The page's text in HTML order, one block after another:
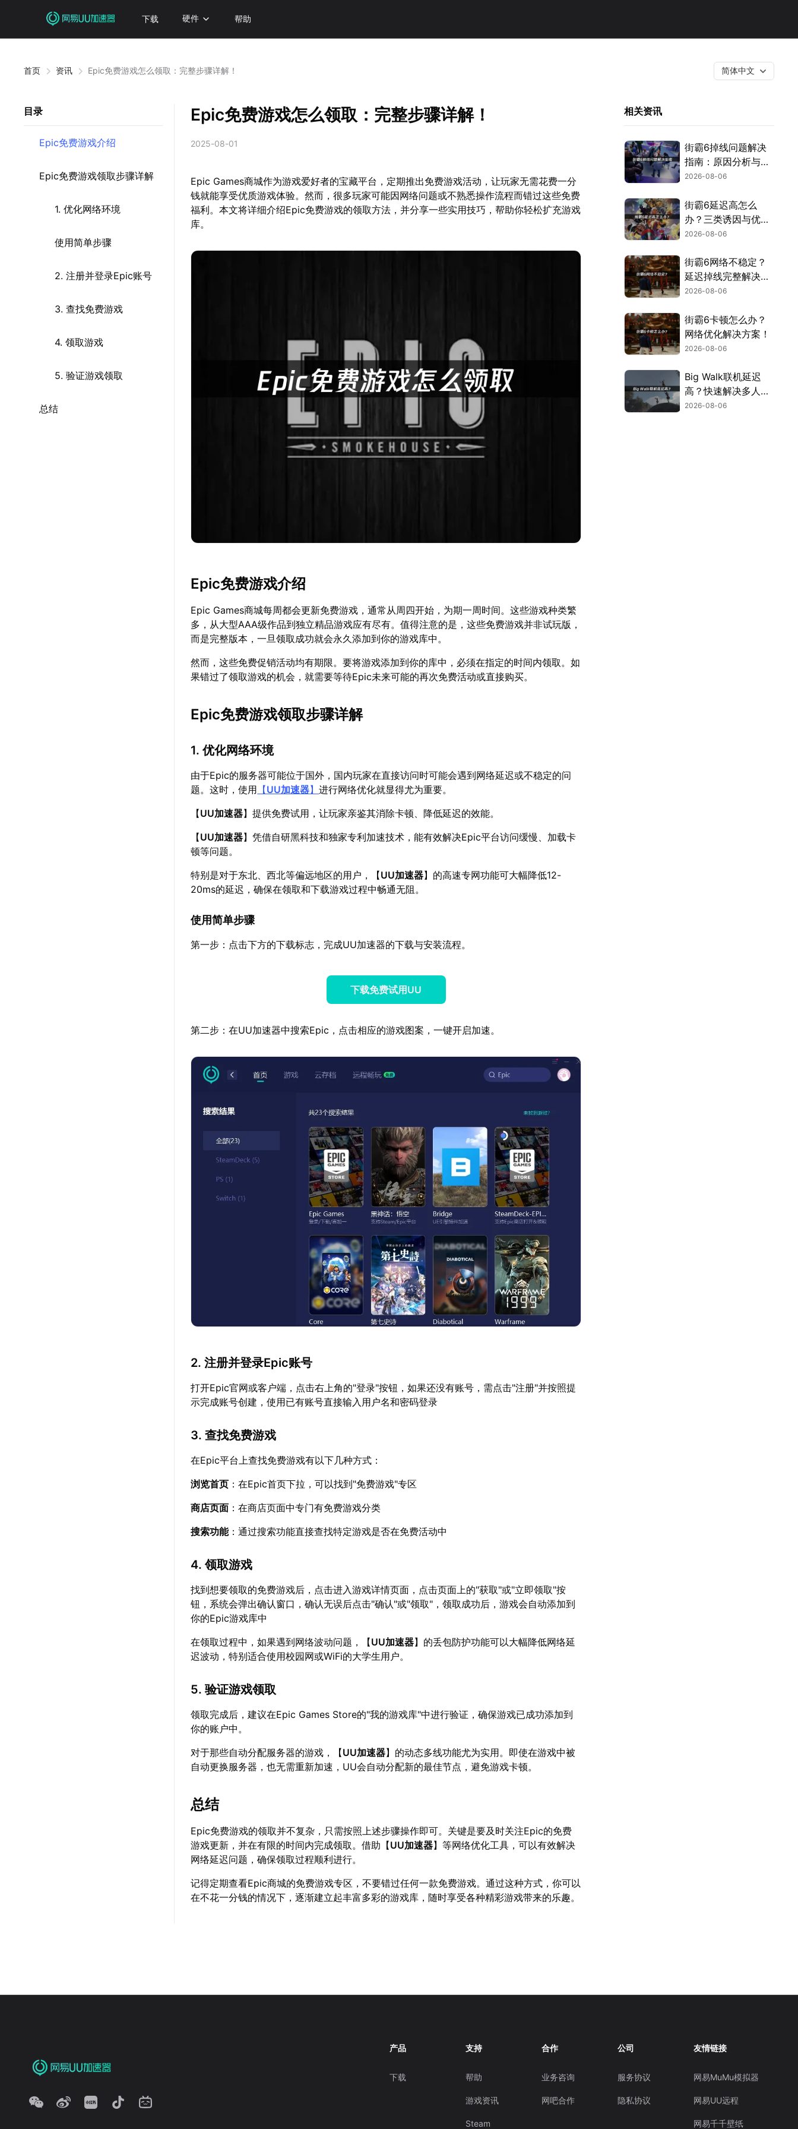
下载 硬件 帮助
首页 资讯 Epic免费游戏怎么领取：完整步骤详解！ 简体中文
目录
Epic免费游戏介绍
Epic免费游戏领取步骤详解
1. 优化网络环境
使用简单步骤
2. 注册并登录Epic账号
3. 查找免费游戏
4. 领取游戏
5. 验证游戏领取
总结
Epic免费游戏怎么领取：完整步骤详解！
2025-08-01
Epic Games商城作为游戏爱好者的宝藏平台，定期推出免费游戏活动，让玩家无需花费一分
钱就能享受优质游戏体验。然而，很多玩家可能因网络问题或不熟悉操作流程而错过这些免费
福利。本文将详细介绍Epic免费游戏的领取方法，并分享一些实用技巧，帮助你轻松扩充游戏
库。
Epic免费游戏介绍
Epic Games商城每周都会更新免费游戏，通常从周四开始，为期一周时间。这些游戏种类繁
多，从大型AAA级作品到独立精品游戏应有尽有。值得注意的是，这些免费游戏并非试玩版，
而是完整版本，一旦领取成功就会永久添加到你的游戏库中。
然而，这些免费促销活动均有期限。要将游戏添加到你的库中，必须在指定的时间内领取。如
果错过了领取游戏的机会，就需要等待Epic未来可能的再次免费活动或直接购买。
Epic免费游戏领取步骤详解
1. 优化网络环境
由于Epic的服务器可能位于国外，国内玩家在直接访问时可能会遇到网络延迟或不稳定的问
题。这时，使用 【UU加速器】进行网络优化就显得尤为重要。
【UU加速器】提供免费试用，让玩家亲鉴其消除卡顿、降低延迟的效能。
【UU加速器】凭借自研黑科技和独家专利加速技术，能有效解决Epic平台访问缓慢、加载卡
顿等问题。
特别是对于东北、西北等偏远地区的用户，【UU加速器】的高速专网功能可大幅降低12-
20ms的延迟，确保在领取和下载游戏过程中畅通无阻。
使用简单步骤
第一步：点击下方的下载标志，完成UU加速器的下载与安装流程。
下载免费试用UU
第二步：在UU加速器中搜索Epic，点击相应的游戏图案，一键开启加速。
2. 注册并登录Epic账号
打开Epic官网或客户端，点击右上角的"登录"按钮，如果还没有账号，需点击"注册"并按照提
示完成账号创建，使用已有账号直接输入用户名和密码登录
3. 查找免费游戏
在Epic平台上查找免费游戏有以下几种方式：
浏览首页 ：在Epic首页下拉，可以找到"免费游戏"专区
商店页面 ：在商店页面中专门有免费游戏分类
搜索功能：通过搜索功能直接查找特定游戏是否在免费活动中
4. 领取游戏
找到想要领取的免费游戏后，点击进入游戏详情页面，点击页面上的"获取"或"立即领取"按
钮，系统会弹出确认窗口，确认无误后点击"确认"或"领取"，领取成功后，游戏会自动添加到
你的Epic游戏库中
在领取过程中，如果遇到网络波动问题，【UU加速器】的丢包防护功能可以大幅降低网络延
迟波动，特别适合使用校园网或WiFi的大学生用户。
5. 验证游戏领取
领取完成后，建议在Epic Games Store的"我的游戏库"中进行验证，确保游戏已成功添加到
你的账户中。
对于那些自动分配服务器的游戏，【UU加速器】的动态多线功能尤为实用。即使在游戏中被
自动更换服务器，也无需重新加速，UU会自动分配新的最佳节点，避免游戏卡顿。
总结
Epic免费游戏的领取并不复杂，只需按照上述步骤操作即可。关键是要及时关注Epic的免费
游戏更新，并在有限的时间内完成领取。借助【UU加速器】等网络优化工具，可以有效解决
网络延迟问题，确保领取过程顺利进行。
记得定期查看Epic商城的免费游戏专区，不要错过任何一款免费游戏。通过这种方式，你可以
在不花一分钱的情况下，逐渐建立起丰富多彩的游戏库，随时享受各种精彩游戏带来的乐趣。
相关资讯
街霸6掉线问题解决
指南：原因分析与网
络优化技巧！
2026-08-06
街霸6延迟高怎么
办？三类诱因与优化
解决方案！
2026-08-06
街霸6网络不稳定？
延迟掉线完整解决指
南！
2026-08-06
街霸6卡顿怎么办？
网络优化解决方案！
2026-08-06
Big Walk联机延迟
高？快速解决多人联
机卡顿问题！
2026-08-06
产品
下载
支持
帮助
游戏资讯
Steam
合作
业务咨询
网吧合作
公司
服务协议
隐私协议
友情链接
网易MuMu模拟器
网易UU远程
网易千千壁纸